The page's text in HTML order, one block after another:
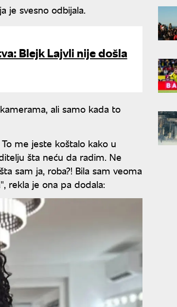
je svesno odbijala.
Blejk Lajvli nije došla
ali samo kada to
me jeste koštalo kako u
šta neću da radim. Ne
sam ja, roba?! Bila sam veoma
rekla je ona pa dodala: